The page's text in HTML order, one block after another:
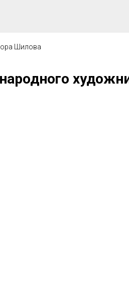
Шилова